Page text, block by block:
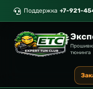
Поддержка +7-921-
тюнинга